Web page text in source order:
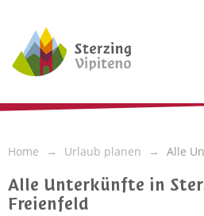
Home Urlaub planen Alle
Alle Unterkünfte in
Freienfeld